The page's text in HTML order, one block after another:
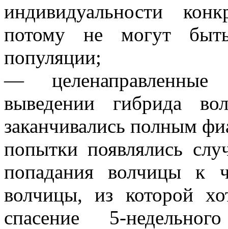
индивидуальности
потому не могут
популяции;
— целенаправленные
выведении гибрида
заканчивались полным
попытки появлялись
попадания волчицы к
волчицы, из которой
спасение 5-